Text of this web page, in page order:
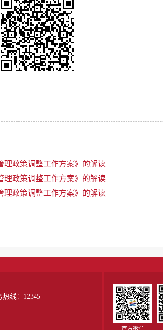
理政策调整工作方案》的解读
理政策调整工作方案》的解读
理政策调整工作方案》的解读
热线：12345